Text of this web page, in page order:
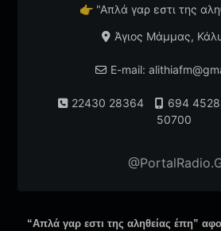
👉"Απλά γαρ εστι της
Άγιος Μάμμας,
E-mail:
22430 28364 694
50700
“Απλά γαρ εστι της αληθείας έπη”